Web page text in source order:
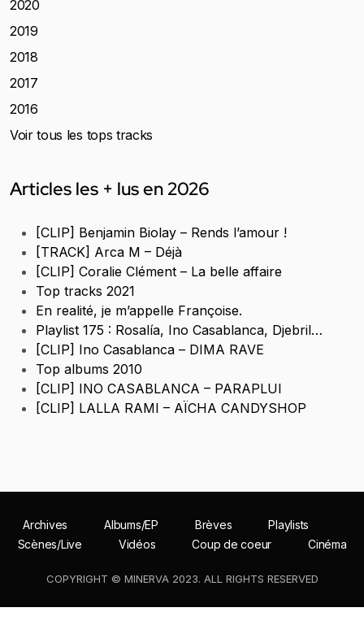
2020
2019
2018
2017
2016
Voir tous les tops tracks
Articles les + lus en 2026
[CLIP] Benjamin Biolay – Rends l’amour !
[TRACK] Arca M – Déjà
[CLIP] Coralie Clément – La belle affaire
Top tracks 2021
En realité, je m’appelle Françoise.
Playlist 175 : Rosalía, Ino Casablanca, Djebril…
[CLIP] Ino Casablanca – DIMA RAVE
Top albums 2010
[CLIP] INO CASABLANCA – PARAPLUI
[CLIP] LALLA RAMI – AÏCHA CANDYSHOP
Archives Albums/EP Brèves
Playlists
Scènes/Live
Vidéos Coup de coeur Cinéma
COPYRIGHT © MINERVA 2023. ALL RIGHTS RESERVED